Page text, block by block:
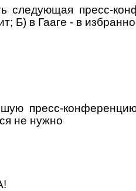
следующая пресс-
Б) в Гааге - в
пресс-
не нужно